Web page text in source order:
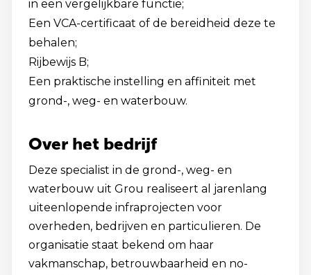
in een vergelijkbare functie;
Een VCA-certificaat of de bereidheid deze te
behalen;
Rijbewijs B;
Een praktische instelling en affiniteit met
grond-, weg- en waterbouw.
Over het bedrijf
Deze specialist in de grond-, weg- en
waterbouw uit Grou realiseert al jarenlang
uiteenlopende infraprojecten voor
overheden, bedrijven en particulieren. De
organisatie staat bekend om haar
vakmanschap, betrouwbaarheid en no-